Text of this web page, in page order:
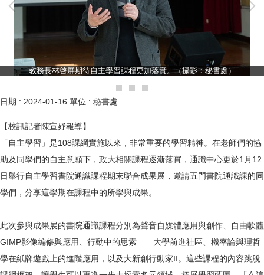
教務長林啓屏期待自主學習課程更加落實。（攝影：秘書處）
日期 : 2024-01-16 單位 : 秘書處
【校訊記者陳宣妤報導】
「自主學習」是108課綱實施以來，非常重要的學習精神。在老師們的協
助及同學們的自主意願下，政大相關課程逐漸落實，通識中心更於1月12
日舉行自主學習書院通識課程期末聯合成果展，邀請五門書院通識課的同
學們，分享這學期在課程中的所學與成果。
此次參與成果展的書院通識課程分別為聲音自媒體應用與創作、自由軟體
GIMP影像編修與應用、行動中的思索——大學前進社區、機率論與理哲
學在紙牌遊戲上的進階應用，以及大新創行動家II。這些課程的內容跳脫